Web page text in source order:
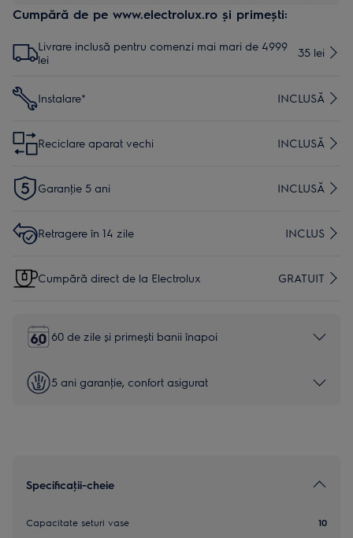
Cumpără de pe www.electrolux.ro și primești:
Livrare inclusă pentru comenzi mai mari de 4999
lei
35 lei
Instalare* INCLUSĂ
Reciclare aparat vechi INCLUSĂ
Garanţie 5 ani INCLUSĂ
Retragere în 14 zile INCLUS
Cumpără direct de la Electrolux GRATUIT
60 de zile și primești banii înapoi
5 ani garanţie, confort asigurat
Specificaţii-cheie
Capacitate seturi vase 10